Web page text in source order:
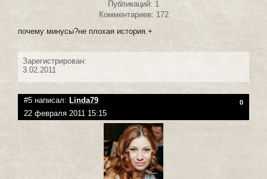
Публикаций: 1
Комментариев: 172
почему минусы?не плохая история.+
Зарегистрирован:
3.02.2011
#5 написал: Linda79 0
22 февраля 2011 15:15